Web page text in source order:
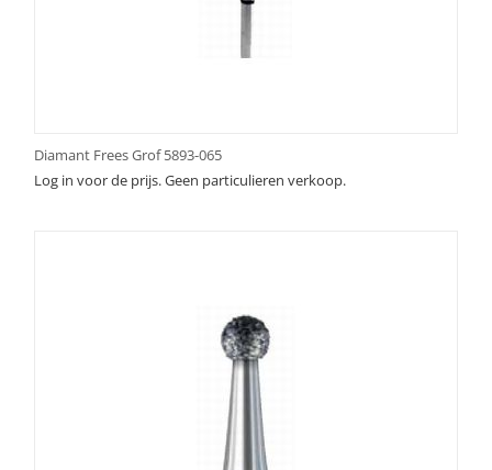
Diamant Frees Grof 5893-065
Log in voor de prijs. Geen particulieren verkoop.